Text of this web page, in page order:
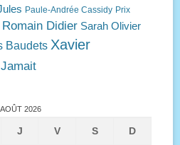
Paule-Andrée Cassidy Prix
Romain Didier Sarah Olivier
Baudets Xavier
AOÛT 2026
J V S D